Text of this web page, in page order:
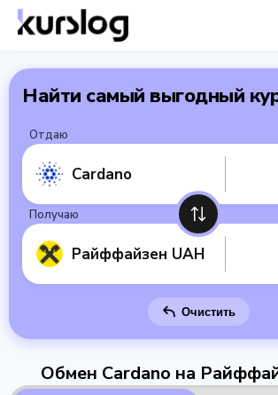
Найти самый выгодный
Отдаю
Cardano
Получаю
Райффайзен UAH
Очистить
Обмен Cardano на